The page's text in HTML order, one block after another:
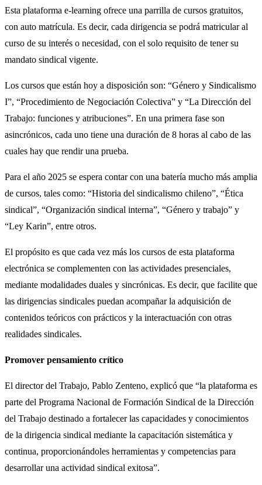
Esta plataforma e-learning ofrece una parrilla de cursos gratuitos,
con auto matrícula. Es decir, cada dirigencia se podrá matricular al
curso de su interés o necesidad, con el solo requisito de tener su
mandato sindical vigente.
Los cursos que están hoy a disposición son: “Género y Sindicalismo
I”, “Procedimiento de Negociación Colectiva” y “La Dirección del
Trabajo: funciones y atribuciones”. En una primera fase son
asincrónicos, cada uno tiene una duración de 8 horas al cabo de las
cuales hay que rendir una prueba.
Para el año 2025 se espera contar con una batería mucho más amplia
de cursos, tales como: “Historia del sindicalismo chileno”, “Ética
sindical”, “Organización sindical interna”, “Género y trabajo” y
“Ley Karin”, entre otros.
El propósito es que cada vez más los cursos de esta plataforma
electrónica se complementen con las actividades presenciales,
mediante modalidades duales y sincrónicas. Es decir, que facilite que
las dirigencias sindicales puedan acompañar la adquisición de
contenidos teóricos con prácticos y la interactuación con otras
realidades sindicales.
Promover pensamiento crítico
El director del Trabajo, Pablo Zenteno, explicó que “la plataforma es
parte del Programa Nacional de Formación Sindical de la Dirección
del Trabajo destinado a fortalecer las capacidades y conocimientos
de la dirigencia sindical mediante la capacitación sistemática y
continua, proporcionándoles herramientas y competencias para
desarrollar una actividad sindical exitosa”.